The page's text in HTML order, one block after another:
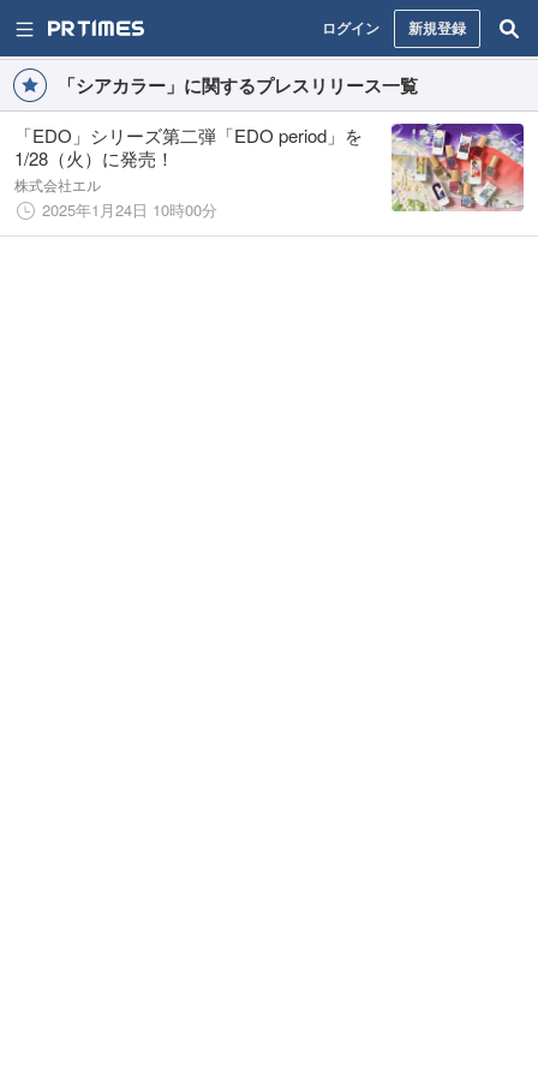
ログイン 新規登録
「シアカラー」に関するプレスリリース一覧
「EDO」シリーズ第二弾「EDO period」を
1/28（火）に発売！
株式会社エル
2025年1月24日 10時00分